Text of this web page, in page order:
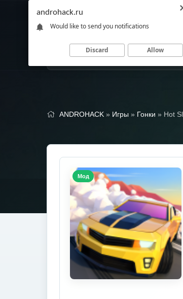
Andro
HACK
Скачивай
и приложения
Главная Игры Приложения
ANDROHACK » Игры » Гонки » Hot
Мод
androhack.ru
Would like to send you notifications
Discard Allow